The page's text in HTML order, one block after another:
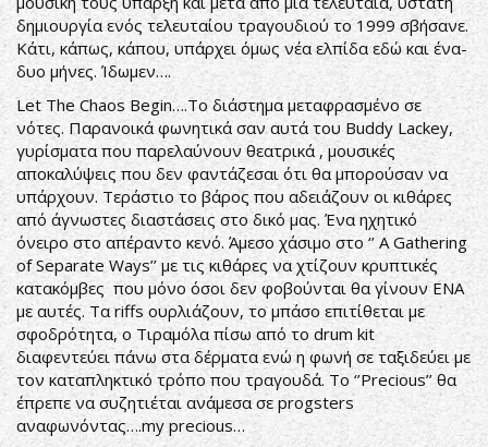
δημιουργία ενός τελευταίου τραγουδιού το 1999 σβήσανε.
Κάτι, κάπως, κάπου, υπάρχει όμως νέα ελπίδα εδώ και ένα-
δυο μήνες. Ίδωμεν….
Let The Chaos Begin….Το διάστημα μεταφρασμένο σε
νότες. Παρανοικά φωνητικά σαν αυτά του Buddy Lackey,
γυρίσματα που παρελαύνουν θεατρικά , μουσικές
αποκαλύψεις που δεν φαντάζεσαι ότι θα μπορούσαν να
υπάρχουν. Τεράστιο το βάρος που αδειάζουν οι κιθάρες
από άγνωστες διαστάσεις στο δικό μας. Ένα ηχητικό
όνειρο στο απέραντο κενό. Άμεσο χάσιμο στο ‘’ A Gathering
of Separate Ways’’ με τις κιθάρες να χτίζουν κρυπτικές
κατακόμβες που μόνο όσοι δεν φοβούνται θα γίνουν ΕΝΑ
με αυτές. Τα riffs ουρλιάζουν, το μπάσο επιτίθεται με
σφοδρότητα, ο Τιραμόλα πίσω από το drum kit
διαφεντεύει πάνω στα δέρματα ενώ η φωνή σε ταξιδεύει με
τον καταπληκτικό τρόπο που τραγουδά. Το ‘’Precious’’ θα
έπρεπε να συζητιέται ανάμεσα σε progsters
αναφωνόντας….my precious…